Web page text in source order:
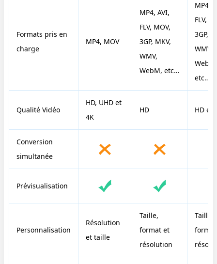
Formats pris en
charge
MP4, MOV
MP4, AVI,
FLV, MOV,
3GP, MKV,
WMV,
WebM, etc…
MP4,
FLV,
3GP,
WMV,
etc…
Qualité Vidéo
HD, UHD et
4K
HD HD et
Conversion
simultanée
Prévisualisation
Personnalisation
Résolution
et taille
Taille,
format et
résolution
Taille,